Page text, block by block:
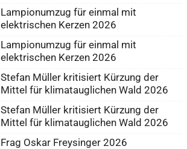
Lampionumzug für einmal mit
elektrischen Kerzen 2026
Lampionumzug für einmal mit
elektrischen Kerzen 2026
Stefan Müller kritisiert Kürzung der
Mittel für klimatauglichen Wald 2026
Stefan Müller kritisiert Kürzung der
Mittel für klimatauglichen Wald 2026
Frag Oskar Freysinger 2026